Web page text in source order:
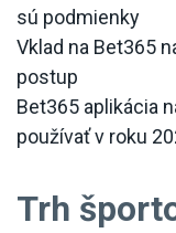
sú podmienky
Vklad na Bet365
postup
Bet365 aplikácia
používať v roku
Trh